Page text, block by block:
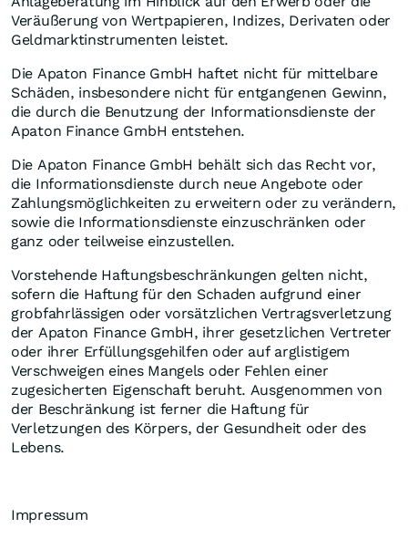
Veräußerung von Wertpapieren, Indizes, Derivaten oder
Geldmarktinstrumenten leistet.
Die Apaton Finance GmbH haftet nicht für mittelbare
Schäden, insbesondere nicht für entgangenen Gewinn,
die durch die Benutzung der Informationsdienste der
Apaton Finance GmbH entstehen.
Die Apaton Finance GmbH behält sich das Recht vor,
die Informationsdienste durch neue Angebote oder
Zahlungsmöglichkeiten zu erweitern oder zu verändern,
sowie die Informationsdienste einzuschränken oder
ganz oder teilweise einzustellen.
Vorstehende Haftungsbeschränkungen gelten nicht,
sofern die Haftung für den Schaden aufgrund einer
grobfahrlässigen oder vorsätzlichen Vertragsverletzung
der Apaton Finance GmbH, ihrer gesetzlichen Vertreter
oder ihrer Erfüllungsgehilfen oder auf arglistigem
Verschweigen eines Mangels oder Fehlen einer
zugesicherten Eigenschaft beruht. Ausgenommen von
der Beschränkung ist ferner die Haftung für
Verletzungen des Körpers, der Gesundheit oder des
Lebens.
Impressum